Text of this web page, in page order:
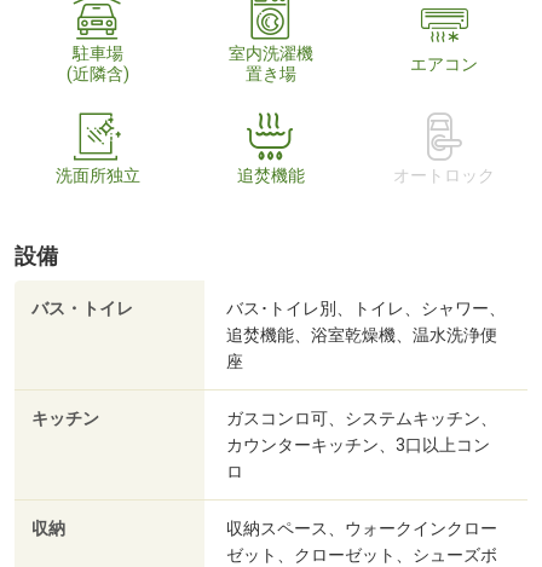
駐車場
(近隣含)
室内洗濯機
置き場
エアコン
洗面所独立 追焚機能 オートロック
設備
バス・トイレ
バス･トイレ別、トイレ、シャワー、
追焚機能、浴室乾燥機、温水洗浄便
座
キッチン
ガスコンロ可、システムキッチン、
カウンターキッチン、3口以上コン
ロ
収納
収納スペース、ウォークインクロー
ゼット、クローゼット、シューズボ